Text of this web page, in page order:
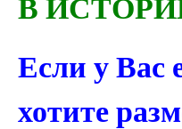
Если у Вас
хотите